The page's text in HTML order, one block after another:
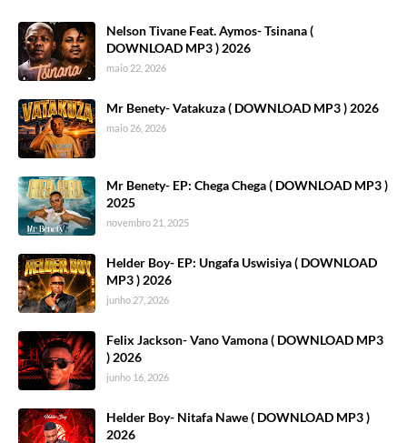
Nelson Tivane Feat. Aymos- Tsinana (
DOWNLOAD MP3 ) 2026
maio 22, 2026
Mr Benety- Vatakuza ( DOWNLOAD MP3 ) 2026
maio 26, 2026
Mr Benety- EP: Chega Chega ( DOWNLOAD MP3 )
2025
novembro 21, 2025
Helder Boy- EP: Ungafa Uswisiya ( DOWNLOAD
MP3 ) 2026
junho 27, 2026
Felix Jackson- Vano Vamona ( DOWNLOAD MP3
) 2026
junho 16, 2026
Helder Boy- Nitafa Nawe ( DOWNLOAD MP3 )
2026